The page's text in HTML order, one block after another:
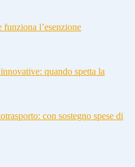
l’esenzione
quando spetta la
con sostegno spese di